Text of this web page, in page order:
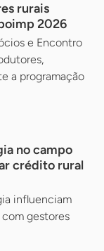
rurais
2026
e Encontro
a programação
no campo
crédito rural
influenciam
gestores